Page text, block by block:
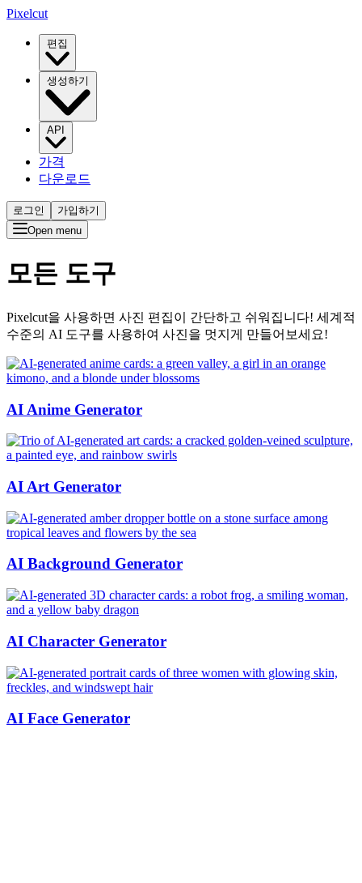
Pixelcut
편집
생성하기
API
가격
다운로드
로그인
가입하기
Open menu
모든 도구
Pixelcut을 사용하면 사진 편집이 간단하고 쉬워집니다! 세계적
수준의 AI 도구를 사용하여 사진을 멋지게 만들어보세요!
AI Anime Generator
AI Art Generator
AI Background Generator
AI Character Generator
AI Face Generator